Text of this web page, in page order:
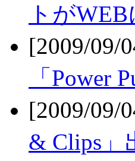
トが
[2009/09/
「Power
[2009/09/
& Clips」